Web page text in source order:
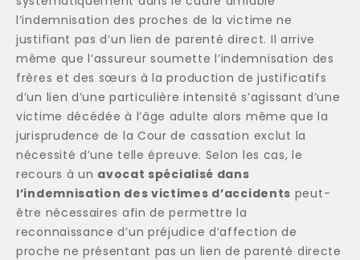
l’indemnisation des proches de la victime ne
justifiant pas d’un lien de parenté direct. Il arrive
même que l’assureur soumette l’indemnisation des
frères et des sœurs à la production de justificatifs
d’un lien d’une particulière intensité s’agissant d’une
victime décédée à l’âge adulte alors même que la
jurisprudence de la Cour de cassation exclut la
nécessité d’une telle épreuve. Selon les cas, le
recours à un avocat spécialisé dans
l’indemnisation des victimes d’accidents peut-
être nécessaires afin de permettre la
reconnaissance d’un préjudice d’affection de
proche ne présentant pas un lien de parenté directe